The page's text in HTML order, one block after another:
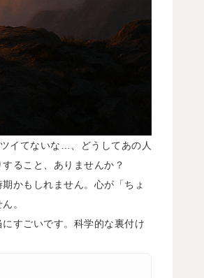
イてないな…、どうしてあの人
ること、ありませんか？
かもしれません。心が「ちょ
。
すごいです。科学的な裏付け